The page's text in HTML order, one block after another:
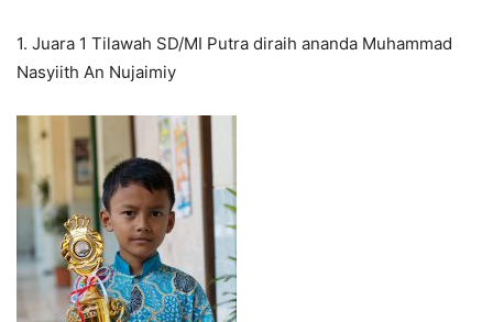
1. Juara 1 Tilawah SD/MI Putra diraih ananda Muhammad
Nasyiith An Nujaimiy